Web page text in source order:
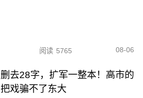
阅读 5765 08-06
删去28字，扩军一整本！高市的
把戏骗不了东大